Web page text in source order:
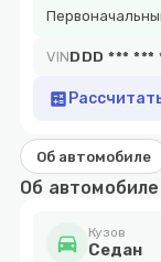
VINDDD *** ***
calculate
Об автомобиле
Об автомобиле
directions_car Кузов
Cедан